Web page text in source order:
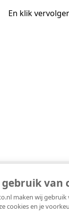
van
maken wij
cookies en je
En klik
rechten